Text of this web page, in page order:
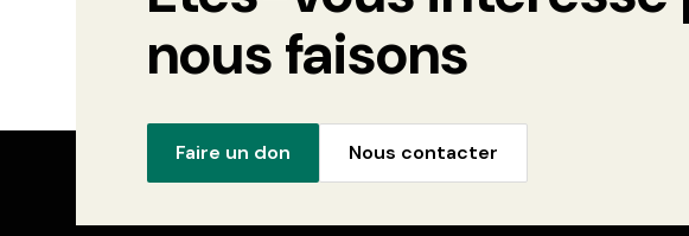
nous faisons
Faire un don Nous contacter